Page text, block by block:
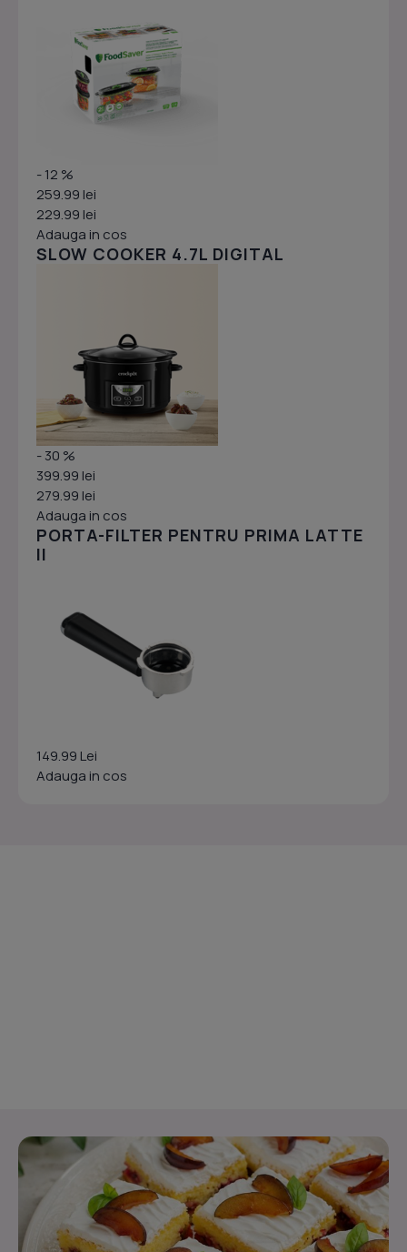
- 12 %
259.99 lei
229.99 lei
Adauga in cos
SLOW COOKER 4.7L DIGITAL
- 30 %
399.99 lei
279.99 lei
Adauga in cos
PORTA-FILTER PENTRU PRIMA LATTE
II
149.99 Lei
Adauga in cos